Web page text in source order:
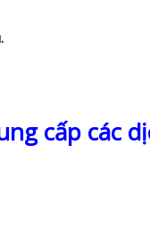
cấp các